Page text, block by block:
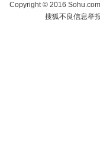
Copyright©2016
搜狐不良信息举